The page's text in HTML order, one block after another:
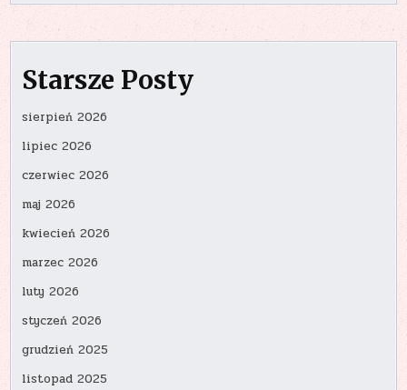
Starsze Posty
sierpień 2026
lipiec 2026
czerwiec 2026
maj 2026
kwiecień 2026
marzec 2026
luty 2026
styczeń 2026
grudzień 2025
listopad 2025